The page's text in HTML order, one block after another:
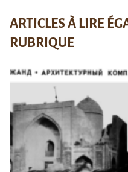
ARTICLES À LIRE
RUBRIQUE